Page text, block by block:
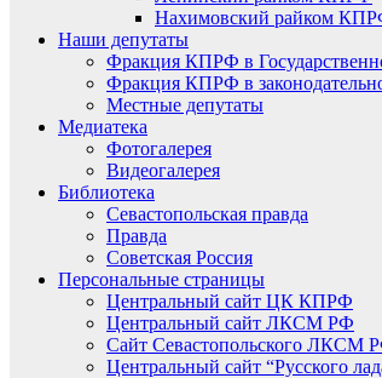
Нахимовский райком
Наши депутаты
Фракция КПРФ в
Фракция КПРФ в
Местные депутаты
Медиатека
Фотогалерея
Видеогалерея
Библиотека
Севастопольская правда
Правда
Советская Россия
Персональные страницы
Центральный сайт ЦК КПРФ
Центральный сайт ЛКСМ РФ
Сайт Севастопольского ЛКСМ
Центральный сайт “Русского